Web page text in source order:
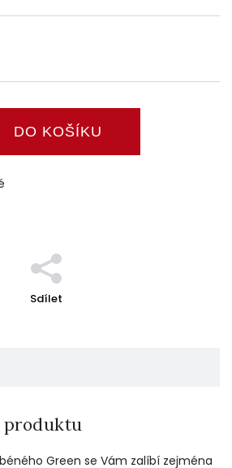
DO KOŠÍKU
Sdílet
Green se Vám zalíbí zejména